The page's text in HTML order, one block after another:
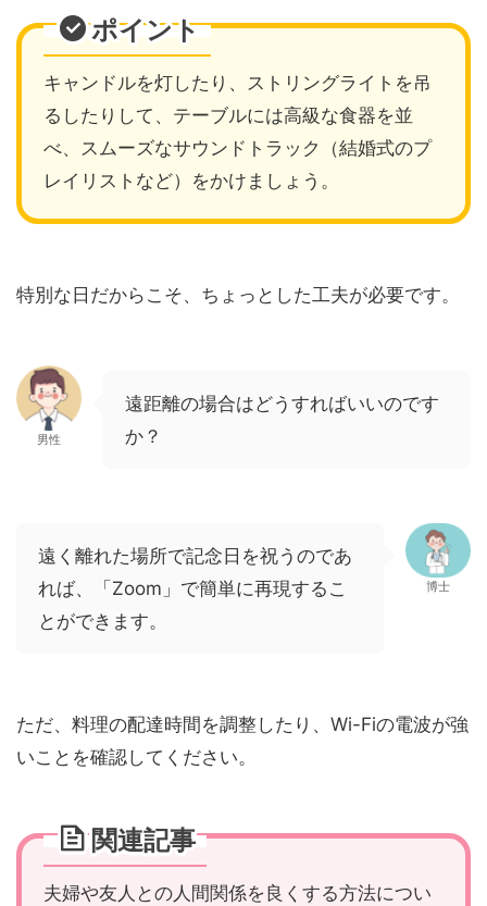
ポイント
キャンドルを灯したり、ストリングライトを吊
るしたりして、テーブルには高級な食器を並
べ、スムーズなサウンドトラック（結婚式のプ
レイリストなど）をかけましょう。
特別な日だからこそ、ちょっとした工夫が必要です。
男性
遠距離の場合はどうすればいいのです
か？
遠く離れた場所で記念日を祝うのであ
れば、「Zoom」で簡単に再現するこ
とができます。
博士
ただ、料理の配達時間を調整したり、Wi-Fiの電波が強
いことを確認してください。
関連記事
夫婦や友人との人間関係を良くする方法につい